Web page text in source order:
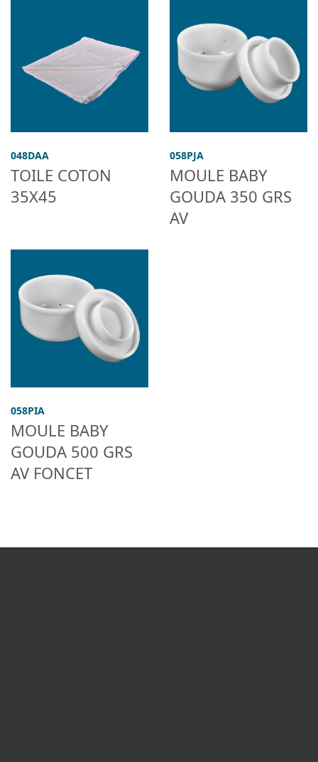
048DAA
TOILE COTON
35X45
058PJA
MOULE BABY
GOUDA 350 GRS
AV
058PIA
MOULE BABY
GOUDA 500 GRS
AV FONCET